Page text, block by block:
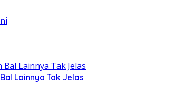
Lainnya Tak Jelas